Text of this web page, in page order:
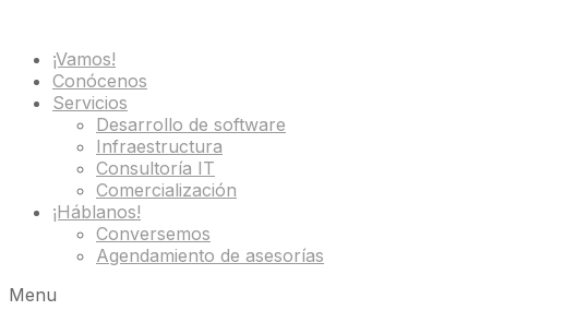
¡Vamos!
Conócenos
Servicios
Desarrollo de software
Infraestructura
Consultoría IT
Comercialización
¡Háblanos!
Conversemos
Agendamiento de asesorías
Menu